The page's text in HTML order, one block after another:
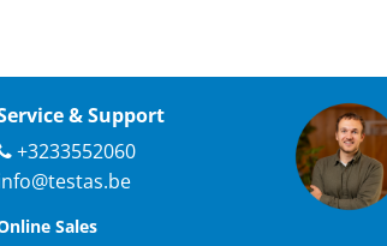
& Support
+3233552060
Sales